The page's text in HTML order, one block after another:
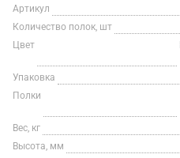
Артикул
Количество полок, шт
Цвет
Упаковка
Полки
Вес, кг
Высота, мм